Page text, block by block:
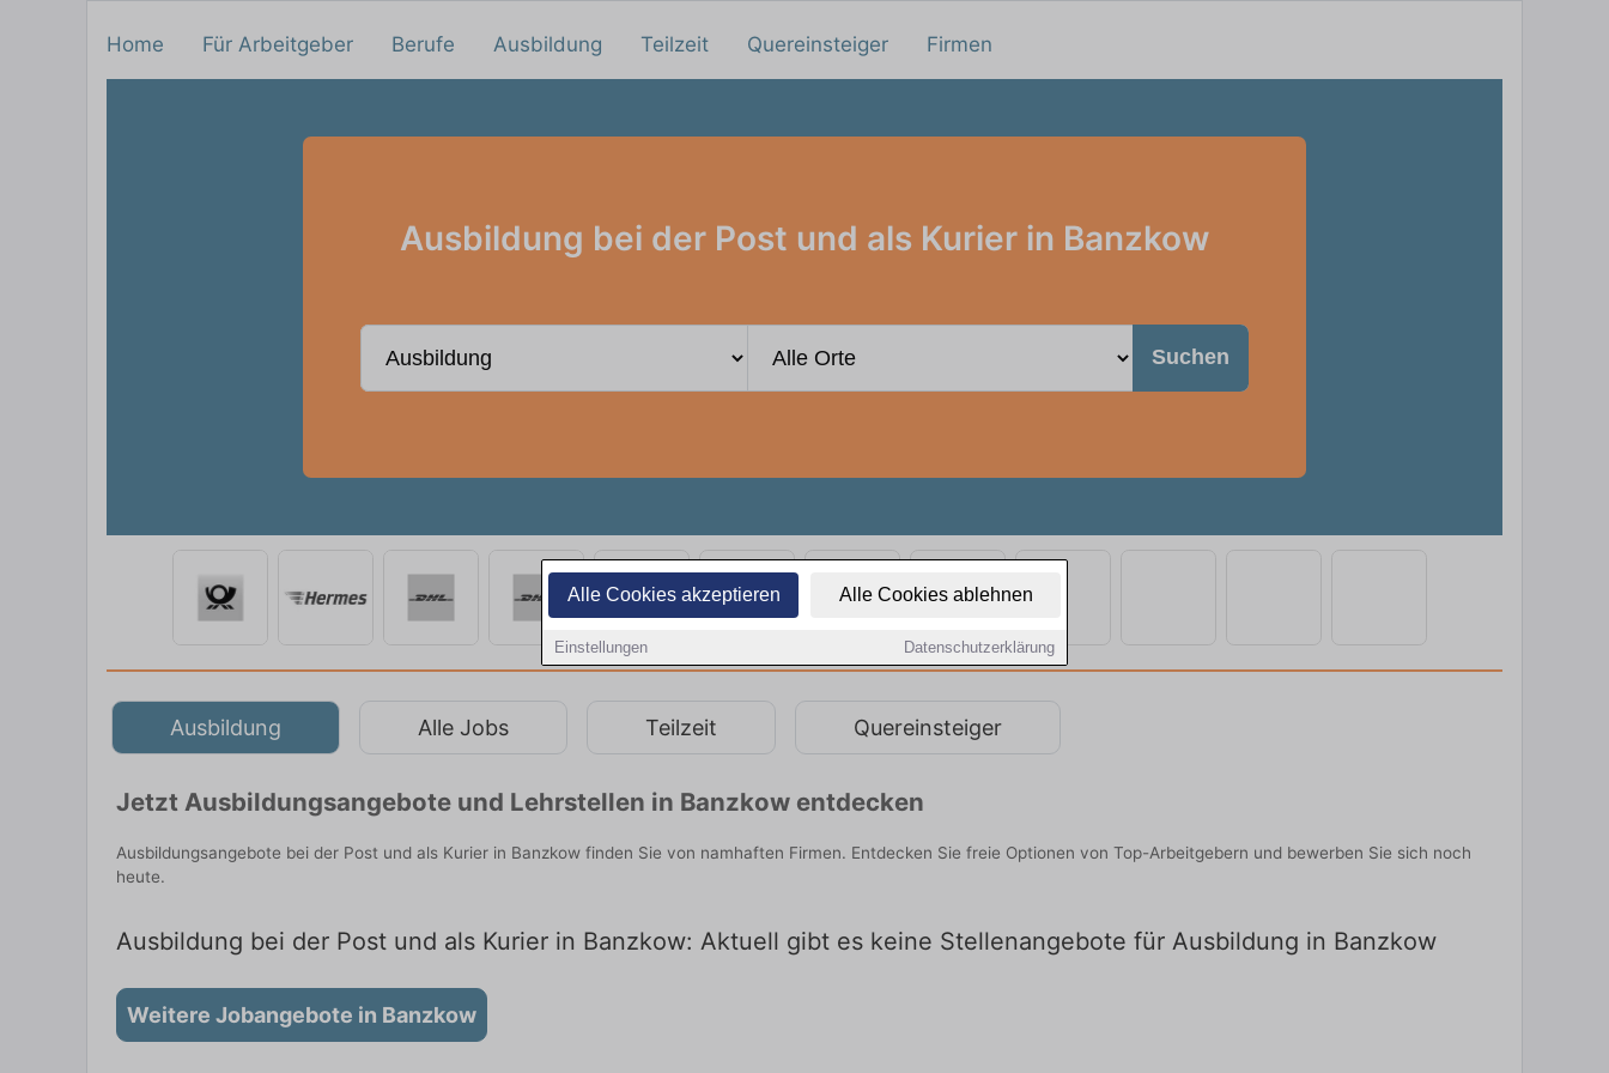
Alle Cookies akzeptieren Alle Cookies ablehnen
Einstellungen Datenschutzerklärung
Home Für Arbeitgeber Berufe Ausbildung Teilzeit Quereinsteiger Firmen
Ausbildung bei der Post und als Kurier in Banzkow
Suchen
Ausbildung Alle Jobs Teilzeit Quereinsteiger
Jetzt Ausbildungsangebote und Lehrstellen in Banzkow entdecken
Ausbildungsangebote bei der Post und als Kurier in Banzkow finden Sie von namhaften Firmen. Entdecken Sie freie Optionen von Top-Arbeitgebern und bewerben Sie sich noch
heute.
Ausbildung bei der Post und als Kurier in Banzkow: Aktuell gibt es keine Stellenangebote für Ausbildung in Banzkow
Weitere Jobangebote in Banzkow